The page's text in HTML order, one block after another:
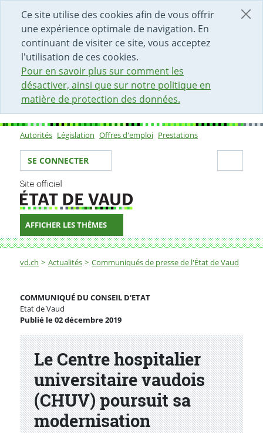
Ce site utilise des cookies afin de vous offrir
une expérience optimale de navigation. En
continuant de visiter ce site, vous acceptez
l'utilisation de ces cookies.
Pour en savoir plus sur comment les
désactiver, ainsi que sur notre politique en
matière de protection des données.
DÉBUT DU CONTENU DE LA PAGE
ACCÈS AU CHAMP DE RECHERCHE
PAGE D'ACCUEIL
FORMULAIRE DE CONTACT
Sous-navigation
Autorités Législation Offres d'emploi Prestations
Votre identité
SE CONNECTER
AFFICHER LES THÈMES
Fil d'Ariane
vd.ch Actualités Communiqués de presse de l'État de Vaud
Le Centre hospitalier universitaire vaudois (CHUV)
Le Centre hospitalier
universitaire vaudois
(CHUV) poursuit sa
modernisation
COMMUNIQUÉ DU CONSEIL D'ETAT
Etat de Vaud
Publié le 02 décembre 2019
Partenaire(s)